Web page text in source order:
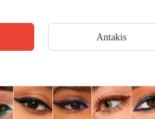
Antakis